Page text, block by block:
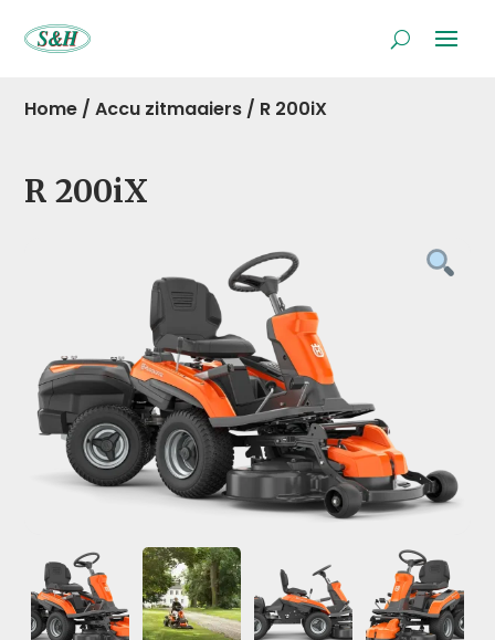
Home /Accu zitmaaiers / R 200iX
R 200iX